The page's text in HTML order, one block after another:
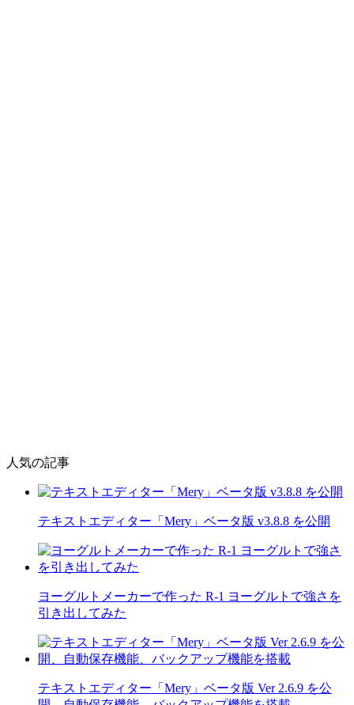
人気の記事
テキストエディター「Mery」ベータ版 v3.8.8 を公開
ヨーグルトメーカーで作った R-1 ヨーグルトで強さを
引き出してみた
テキストエディター「Mery」ベータ版 Ver 2.6.9 を公